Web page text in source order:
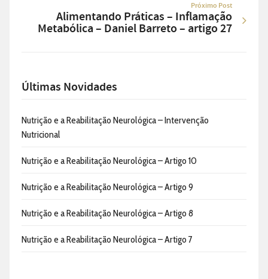
Próximo Post
Alimentando Práticas – Inflamação
Metabólica – Daniel Barreto – artigo 27
Últimas Novidades
Nutrição e a Reabilitação Neurológica – Intervenção
Nutricional
Nutrição e a Reabilitação Neurológica – Artigo 10
Nutrição e a Reabilitação Neurológica – Artigo 9
Nutrição e a Reabilitação Neurológica – Artigo 8
Nutrição e a Reabilitação Neurológica – Artigo 7